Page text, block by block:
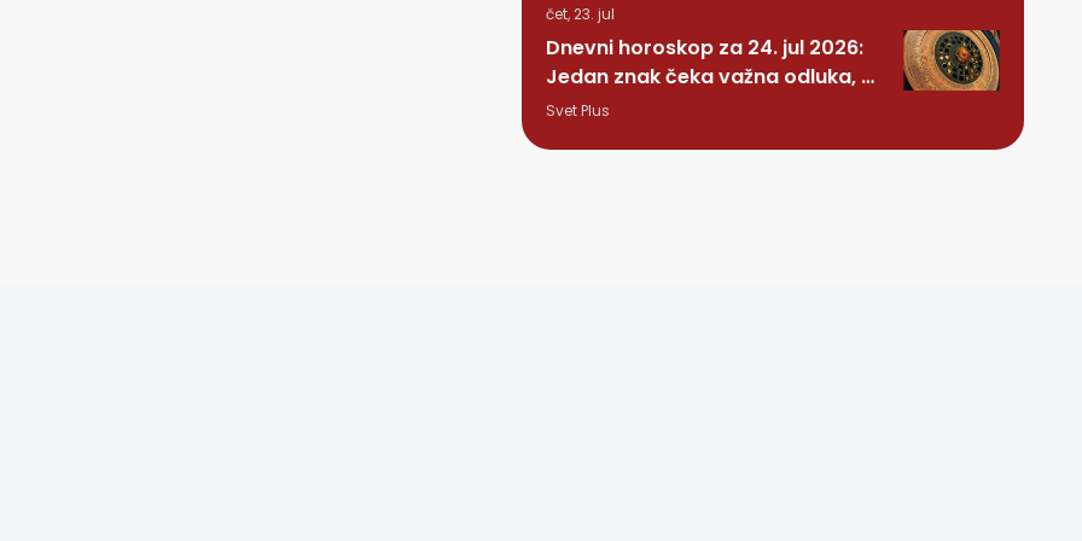
čet, 23. jul
Dnevni horoskop za 24. jul 2026:
Jedan znak čeka važna odluka, a
nekome stiže iznenađenje
Svet Plus